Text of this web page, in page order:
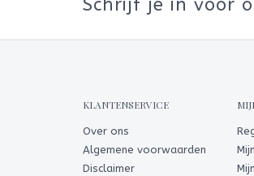
Schrijf je in voor
KLANTENSERVICE
Over ons
Algemene voorwaarden
Disclaimer